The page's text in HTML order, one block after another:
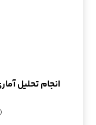
انجام تحلیل